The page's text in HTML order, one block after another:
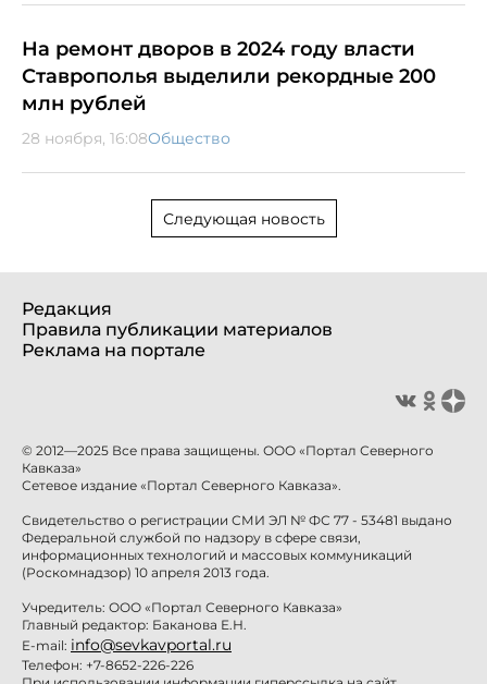
На ремонт дворов в 2024 году власти
Ставрополья выделили рекордные 200
млн рублей
28 ноября, 16:08Общество
Следующая новость
Редакция
Правила публикации материалов
Реклама на портале
© 2012—2025 Все права защищены. ООО «Портал Северного
Кавказа»
Сетевое издание «Портал Северного Кавказа».
Свидетельство о регистрации СМИ ЭЛ № ФС 77 - 53481 выдано
Федеральной службой по надзору в сфере связи,
информационных технологий и массовых коммуникаций
(Роскомнадзор) 10 апреля 2013 года.
Учредитель: ООО «Портал Северного Кавказа»
Главный редактор: Баканова Е.Н.
E-mail: info@sevkavportal.ru
Телефон: +7-8652-226-226